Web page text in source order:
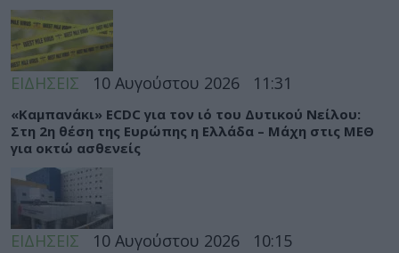
ΕΙΔΗΣΕΙΣ 10 Αυγούστου 2026 11:31
«Καμπανάκι» ECDC για τον ιό του Δυτικού Νείλου:
Στη 2η θέση της Ευρώπης η Ελλάδα – Μάχη στις ΜΕΘ
για οκτώ ασθενείς
ΕΙΔΗΣΕΙΣ 10 Αυγούστου 2026 10:15